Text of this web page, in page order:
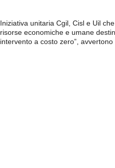
Iniziativa unitaria Cgil, Cisl e Uil
risorse economiche e umane
intervento a costo zero”, avvertono